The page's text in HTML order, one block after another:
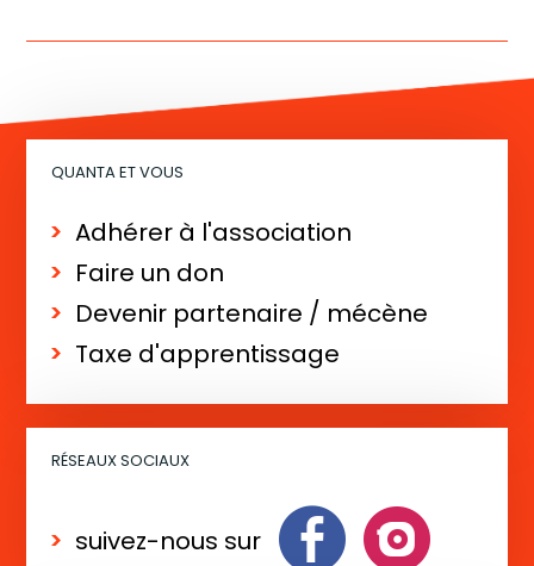
i
a
n
QUANTA ET VOUS
Adhérer à l'association
Faire un don
Devenir partenaire / mécène
Taxe d'apprentissage
RÉSEAUX SOCIAUX
suivez-nous sur